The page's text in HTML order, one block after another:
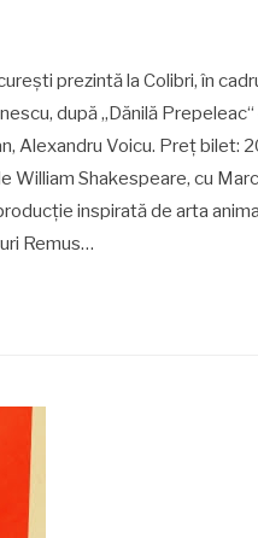
prezintă la Colibri, în
după „Dănilă
Alexandru Voicu. Preț bilet:
William Shakespeare, cu
inspirată de arta
Remus…